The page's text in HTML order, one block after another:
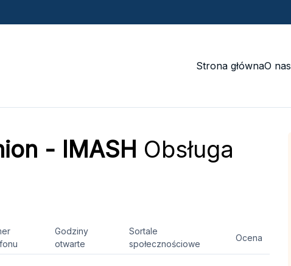
Strona głównaO nas
- IMASH Obsługa
Godziny
otwarte
Sortale
społecznościowe
Ocena